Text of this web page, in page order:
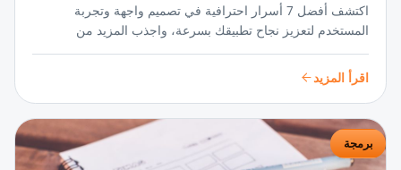
اكتشف أفضل 7 أسرار احترافية في تصميم واجهة وتجربة
المستخدم لتعزيز نجاح تطبيقك بسرعة، واجذب المزيد من
المستخدمين عبر واجهات مبتكرة وتجربة سلسة تضمن تفاعلًا
مستمرًا ورضا عالي.
اقرأ المزيد
برمجة